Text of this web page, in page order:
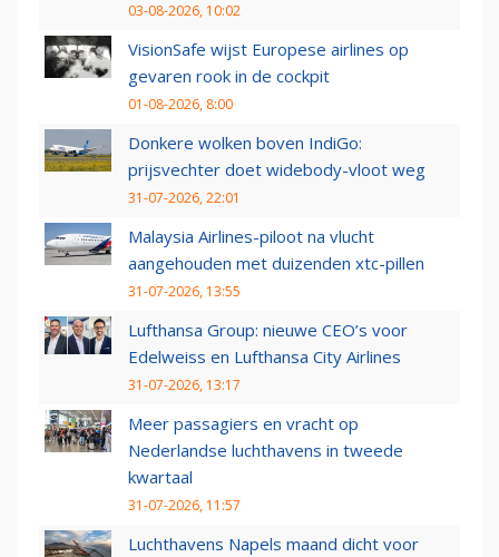
03-08-2026, 10:02
VisionSafe wijst Europese airlines op
gevaren rook in de cockpit
01-08-2026, 8:00
Donkere wolken boven IndiGo:
prijsvechter doet widebody-vloot weg
31-07-2026, 22:01
Malaysia Airlines-piloot na vlucht
aangehouden met duizenden xtc-pillen
31-07-2026, 13:55
Lufthansa Group: nieuwe CEO’s voor
Edelweiss en Lufthansa City Airlines
31-07-2026, 13:17
Meer passagiers en vracht op
Nederlandse luchthavens in tweede
kwartaal
31-07-2026, 11:57
Luchthavens Napels maand dicht voor